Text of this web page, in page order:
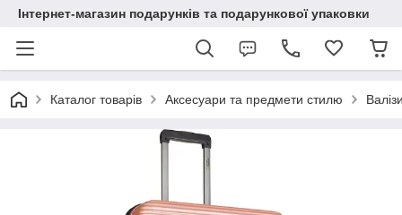
Інтернет-магазин подарунків та подарункової упаковки
Каталог товарів Аксесуари та предмети стилю